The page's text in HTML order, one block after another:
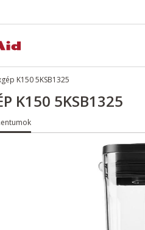
K150 5KSB1325
K150 5KSB1325